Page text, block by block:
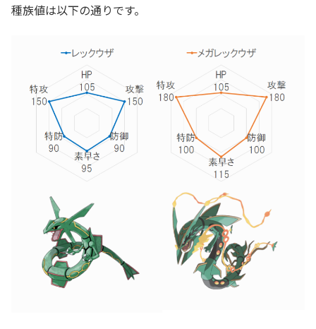
種族値は以下の通りです。